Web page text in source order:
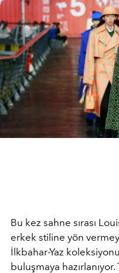
Bu kez sahne sırası
erkek stiline yön
İlkbahar-Yaz
buluşmaya